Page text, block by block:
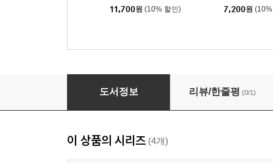
11,700원 (10% 할인) 7,200원
사천당가의 시비로 살아남기 1부 세트
도서정보 리뷰/한줄평 (0/1)
이 상품의 시리즈 (4개)